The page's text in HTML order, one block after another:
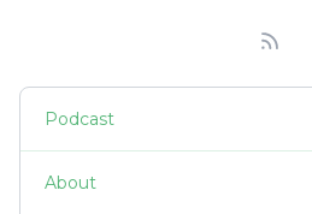
Podcast
About